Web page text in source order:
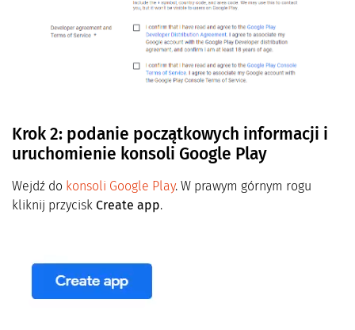
Krok 2: podanie początkowych informacji i
uruchomienie konsoli Google Play
Wejdź do konsoli Google Play. W prawym górnym rogu
kliknij przycisk Create app.